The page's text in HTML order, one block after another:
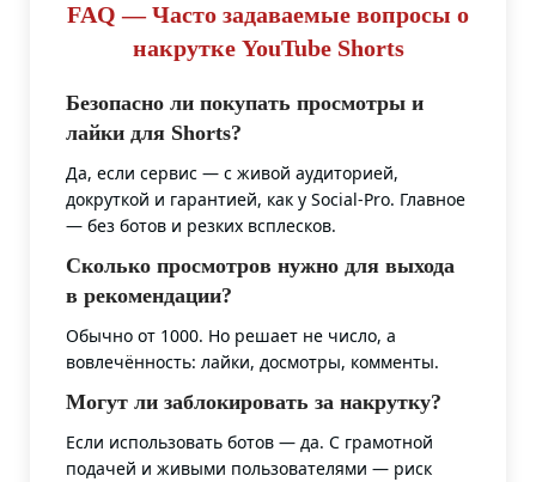
FAQ — Часто задаваемые вопросы о
накрутке YouTube Shorts
Безопасно ли покупать просмотры и
лайки для Shorts?
Да, если сервис — с живой аудиторией,
докруткой и гарантией, как у Social-Pro. Главное
— без ботов и резких всплесков.
Сколько просмотров нужно для выхода
в рекомендации?
Обычно от 1000. Но решает не число, а
вовлечённость: лайки, досмотры, комменты.
Могут ли заблокировать за накрутку?
Если использовать ботов — да. С грамотной
подачей и живыми пользователями — риск